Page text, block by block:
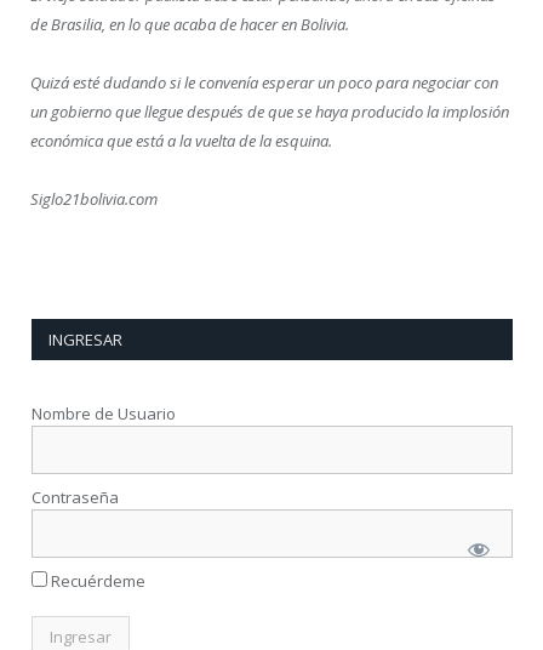
de Brasilia, en lo que acaba de hacer en Bolivia.
Quizá esté dudando si le convenía esperar un poco para negociar con
un gobierno que llegue después de que se haya producido la implosión
económica que está a la vuelta de la esquina.
Siglo21bolivia.com
INGRESAR
Nombre de Usuario
Contraseña
Recuérdeme